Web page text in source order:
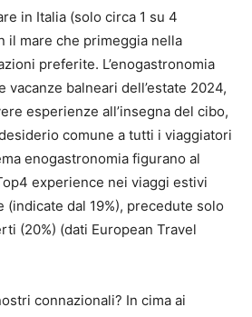
in Italia (solo circa 1 su 4
il mare che primeggia nella
preferite. L’enogastronomia
vacanze balneari dell’estate 2024,
esperienze all’insegna del cibo,
comune a tutti i viaggiatori
enogastronomia figurano al
experience nei viaggi estivi
(indicate dal 19%), precedute solo
(20%) (dati European Travel
connazionali? In cima ai